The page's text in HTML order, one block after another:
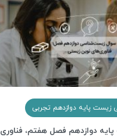
زیست پایه دوازدهم تجربی
دوازدهم فصل هفتم، فناوری